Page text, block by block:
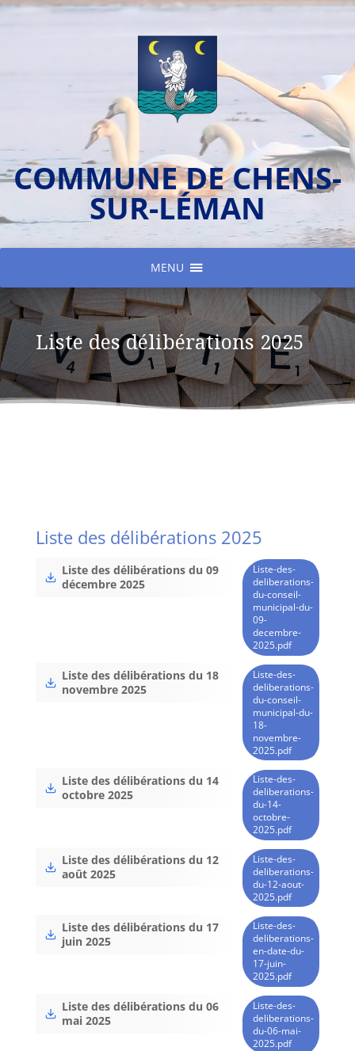
COMMUNE DE CHENS-
SUR-LÉMAN
MENU
Liste des délibérations 2025
Liste des délibérations 2025
Liste des délibérations du 09
décembre 2025
Liste-des-
deliberations-
du-conseil-
municipal-du-
09-
decembre-
2025.pdf
Liste des délibérations du 18
novembre 2025
Liste-des-
deliberations-
du-conseil-
municipal-du-
18-
novembre-
2025.pdf
Liste des délibérations du 14
octobre 2025
Liste-des-
deliberations-
du-14-
octobre-
2025.pdf
Liste des délibérations du 12
août 2025
Liste-des-
deliberations-
du-12-aout-
2025.pdf
Liste des délibérations du 17
juin 2025
Liste-des-
deliberations-
en-date-du-
17-juin-
2025.pdf
Liste des délibérations du 06
mai 2025
Liste-des-
deliberations-
du-06-mai-
2025.pdf